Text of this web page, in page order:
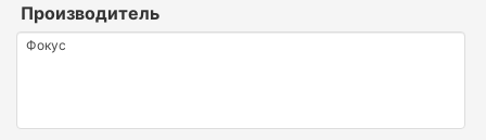
Производитель